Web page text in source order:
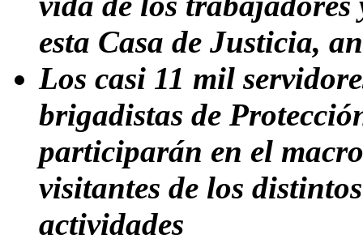
esta Casa de Justicia,
Los casi 11 mil
brigadistas de
participarán en el
visitantes de los
actividades